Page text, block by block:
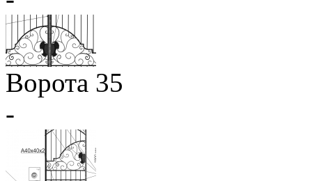
Ворота 35
-